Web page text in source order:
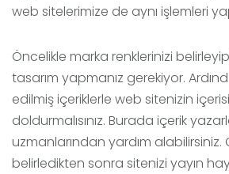
web sitelerimize de aynı işlemleri
Öncelikle marka renklerinizi
tasarım yapmanız gerekiyor.
edilmiş içeriklerle web sitenizin
doldurmalısınız. Burada içerik
uzmanlarından yardım alabilirsiniz.
belirledikten sonra sitenizi yayın